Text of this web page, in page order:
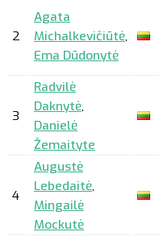
2
Agata
Michalkevičiūtė,
Ema Dūdonytė
3
Radvilė
Daknytė,
Danielė
Žemaityte
4
Augustė
Lebedaitė,
Mingailė
Mockutė